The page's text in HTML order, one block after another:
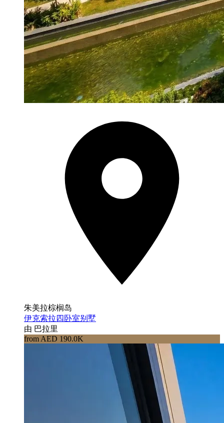
朱美拉棕榈岛
伊克索拉四卧室别墅
由 巴拉里
from AED 190.0K